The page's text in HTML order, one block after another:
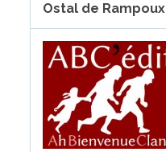
Ostal de Rampoux